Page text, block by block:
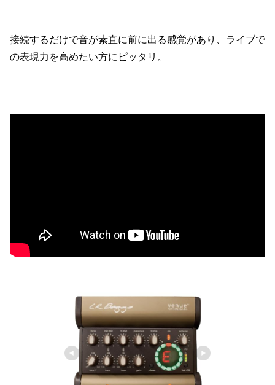
接続するだけで音が素直に前に出る感覚があり、ライブで
の表現力を高めたい方にピッタリ。